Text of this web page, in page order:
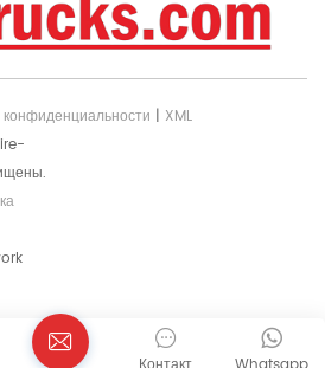
| XML